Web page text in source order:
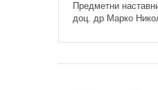
Предметни
доц. др Марко